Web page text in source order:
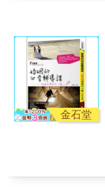
金石堂